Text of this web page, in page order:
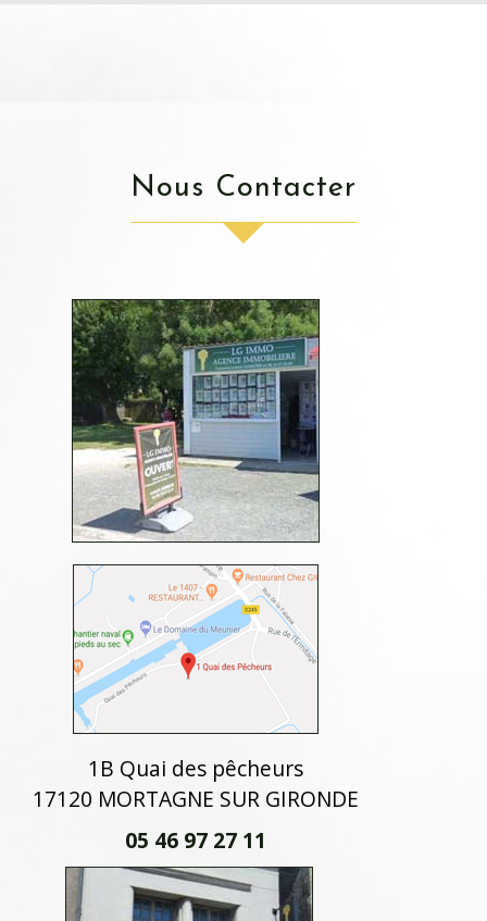
Nous Contacter
1B Quai des pêcheurs
17120 MORTAGNE SUR GIRONDE
05 46 97 27 11